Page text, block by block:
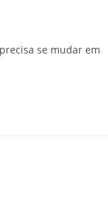
se mudar em